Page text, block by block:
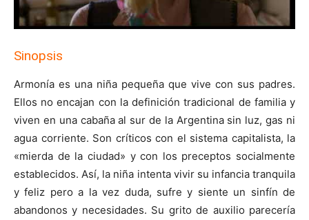
Sinopsis
Armonía es una niña pequeña que vive con sus padres.
Ellos no encajan con la definición tradicional de familia y
viven en una cabaña al sur de la Argentina sin luz, gas ni
agua corriente. Son críticos con el sistema capitalista, la
«mierda de la ciudad» y con los preceptos socialmente
establecidos. Así, la niña intenta vivir su infancia tranquila
y feliz pero a la vez duda, sufre y siente un sinfín de
abandonos y necesidades. Su grito de auxilio parecería